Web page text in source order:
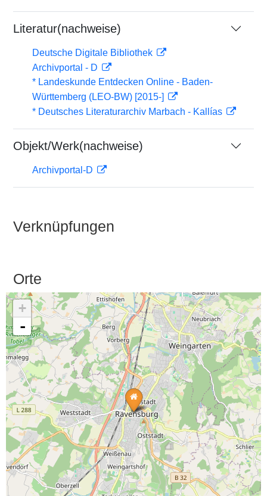
Literatur(nachweise)
Deutsche Digitale Bibliothek
Archivportal - D
* Landeskunde Entdecken Online - Baden-
Württemberg (LEO-BW) [2015-]
* Deutsches Literaturarchiv Marbach - Kallías
Objekt/Werk(nachweise)
Archivportal-D
Verknüpfungen
Orte
+
-